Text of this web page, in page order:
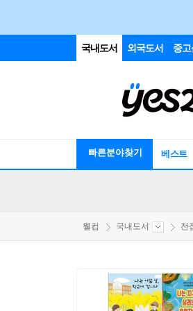
국내도서 외국도서 중고
빠른분야찾기 베스트
웰컴 국내도서 전